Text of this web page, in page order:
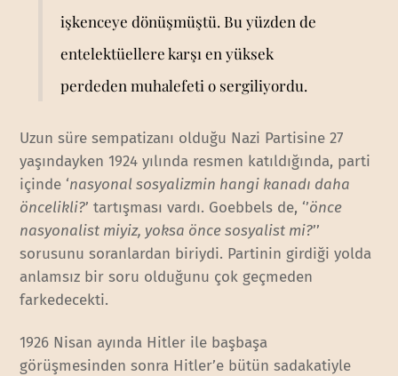
işkenceye dönüşmüştü. Bu yüzden de
entelektüellere karşı en yüksek
perdeden muhalefeti o sergiliyordu.
Uzun süre sempatizanı olduğu Nazi Partisine 27
yaşındayken 1924 yılında resmen katıldığında, parti
içinde ‘nasyonal sosyalizmin hangi kanadı daha
öncelikli?’ tartışması vardı. Goebbels de, ‘’önce
nasyonalist miyiz, yoksa önce sosyalist mi?’’
sorusunu soranlardan biriydi. Partinin girdiği yolda
anlamsız bir soru olduğunu çok geçmeden
farkedecekti.
1926 Nisan ayında Hitler ile başbaşa
görüşmesinden sonra Hitler’e bütün sadakatiyle